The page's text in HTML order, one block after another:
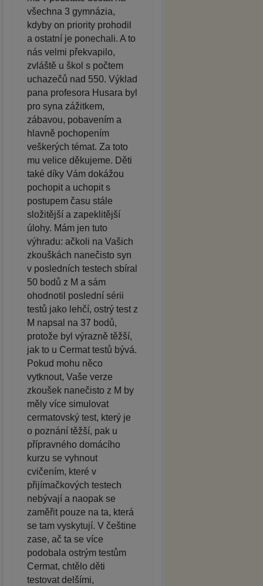
všechna 3 gymnázia,
kdyby on priority prohodil
a ostatní je ponechali. A to
nás velmi překvapilo,
zvláště u škol s počtem
uchazečů nad 550. Výklad
pana profesora Husara byl
pro syna zážitkem,
zábavou, pobavením a
hlavně pochopením
veškerých témat. Za toto
mu velice děkujeme. Děti
také díky Vám dokážou
pochopit a uchopit s
postupem času stále
složitější a zapeklitější
úlohy. Mám jen tuto
výhradu: ačkoli na Vašich
zkouškách nanečisto syn
v posledních testech sbíral
50 bodů z M a sám
ohodnotil poslední sérii
testů jako lehčí, ostrý test z
M napsal na 37 bodů,
protože byl výrazně těžší,
jak to u Cermat testů bývá.
Pokud mohu něco
vytknout, Vaše verze
zkoušek nanečisto z M by
měly více simulovat
cermatovský test, který je
o poznání těžší, pak u
přípravného domácího
kurzu se vyhnout
cvičením, které v
přijímačkových testech
nebývají a naopak se
zaměřit pouze na ta, která
se tam vyskytují. V češtine
zase, ač ta se více
podobala ostrým testům
Cermat, chtělo děti
testovat delšími,